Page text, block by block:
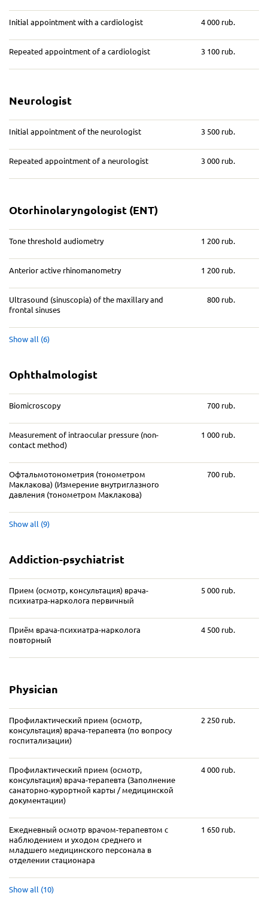
Initial appointment with a cardiologist 4 000 rub.
Repeated appointment of a cardiologist 3 100 rub.
Neurologist
Initial appointment of the neurologist 3 500 rub.
Repeated appointment of a neurologist 3 000 rub.
Otorhinolaryngologist (ENT)
Tone threshold audiometry 1 200 rub.
Anterior active rhinomanometry 1 200 rub.
Ultrasound (sinuscopia) of the maxillary and
frontal sinuses
800 rub.
Show all (6)
Ophthalmologist
Biomicroscopy 700 rub.
Measurement of intraocular pressure (non-
contact method)
1 000 rub.
Офтальмотонометрия (тонометром
Маклакова) (Измерение внутриглазного
давления (тонометром Маклакова)
700 rub.
Show all (9)
Addiction-psychiatrist
Прием (осмотр, консультация) врача-
психиатра-нарколога первичный
5 000 rub.
Приём врача-психиатра-нарколога
повторный
4 500 rub.
Physician
Профилактический прием (осмотр,
консультация) врача-терапевта (по вопросу
госпитализации)
2 250 rub.
Профилактический прием (осмотр,
консультация) врача-терапевта (Заполнение
санаторно-курортной карты / медицинской
документации)
4 000 rub.
Ежедневный осмотр врачом-терапевтом с
наблюдением и уходом среднего и
младшего медицинского персонала в
отделении стационара
1 650 rub.
Show all (10)